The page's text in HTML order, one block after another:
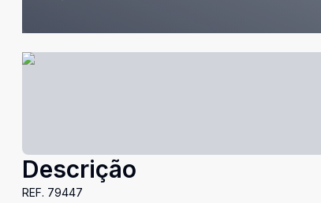
Descrição
REF. 79447